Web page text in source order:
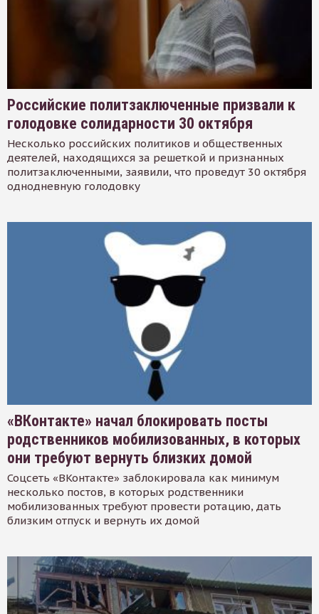
Российские политзаключенные призвали к
голодовке солидарности 30 октября
Несколько российских политиков и общественных
деятелей, находящихся за решеткой и признанных
политзаключенными, заявили, что проведут 30 октября
однодневную голодовку
«ВКонтакте» начал блокировать посты
родственников мобилизованных, в которых
они требуют вернуть близких домой
Соцсеть «ВКонтакте» заблокировала как минимум
несколько постов, в которых родственники
мобилизованных требуют провести ротацию, дать
близким отпуск и вернуть их домой